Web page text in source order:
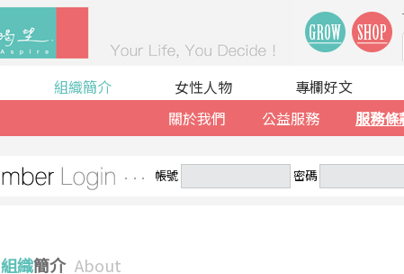
組織簡介
關於我們
公益服務 服務條
女性人物 專欄好文
帳號 密碼
組織簡介 About